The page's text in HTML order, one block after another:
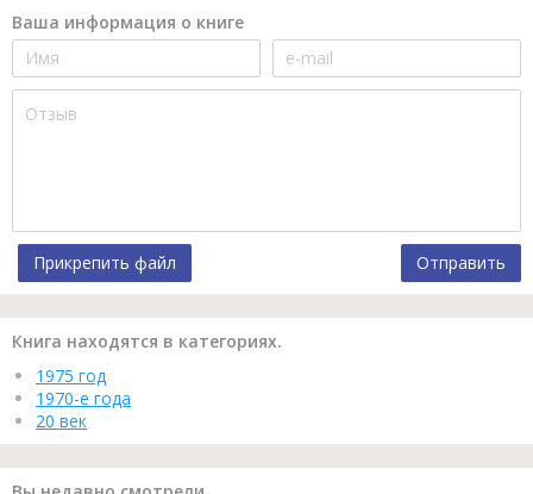
Ваша информация о книге
Прикрепить файл Отправить
Книга находятся в категориях.
1975 год
1970-е года
20 век